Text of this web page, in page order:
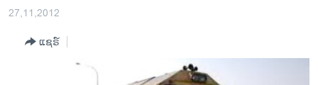
ຫາ
ຂ່າວ​ຈີນ
ໂລກ
27,11,2012
ແຊຣ໌